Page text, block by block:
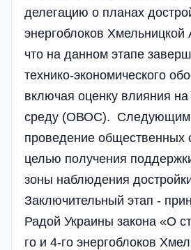
делегацию о планах
энергоблоков
что на данном этапе
технико-экономического
включая оценку влияния
среду (ОВОС). Следующим
проведение общественных
целью получения
зоны наблюдения
Заключительный этап -
Радой Украины закона «О
го и 4-го энергоблоков